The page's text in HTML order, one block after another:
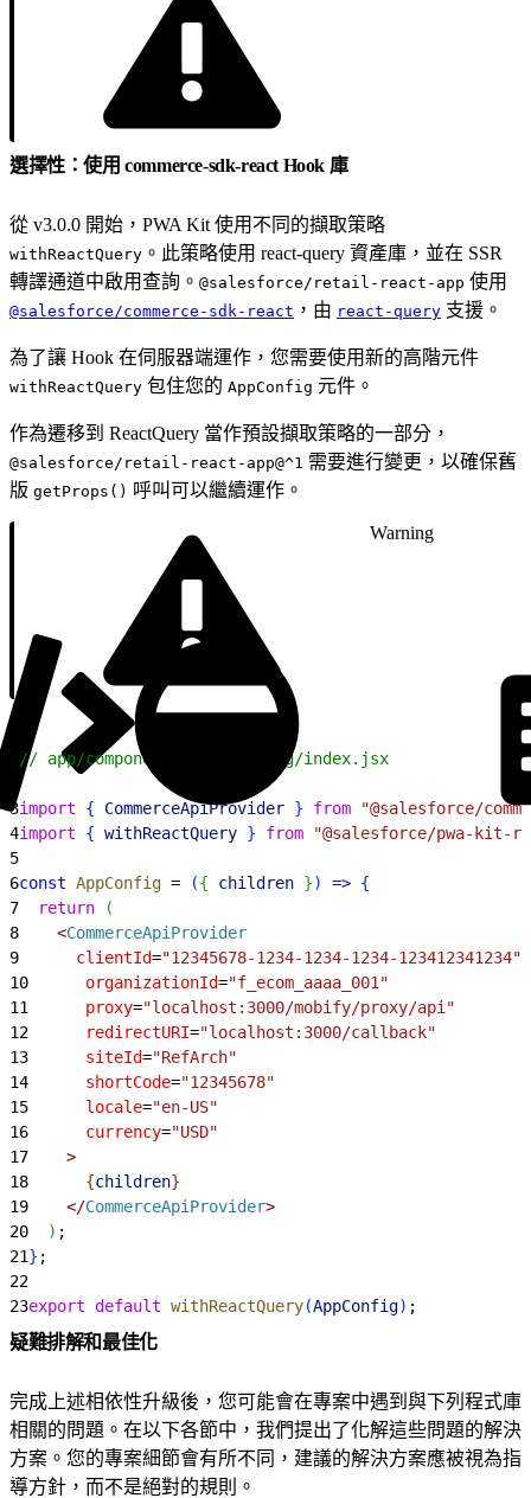
選擇性：使用 commerce-sdk-react Hook 庫
從 v3.0.0 開始，PWA Kit 使用不同的擷取策略
withReactQuery 。此策略使用 react-query 資產庫，並在 SSR
轉譯通道中啟用查詢。 @salesforce/retail-react-app 使用
@salesforce/commerce-sdk-react ，由 react-query 支援。
為了讓 Hook 在伺服器端運作，您需要使用新的高階元件
withReactQuery 包住您的 AppConfig 元件。
作為遷移到 ReactQuery 當作預設擷取策略的一部分，
@salesforce/retail-react-app@^1 需要進行變更，以確保舊
版 getProps() 呼叫可以繼續運作。
Warning
// app/components/_app-config/index.jsx
3import { CommerceApiProvider } from "@salesforce/
4import { withReactQuery } from "@salesforce/pwa-kit-
5
6const AppConfig = ({ children }) => {
7
  return
(
8
<CommerceApiProvider
9
      clientId
="12345678-1234-1234-1234-123412341234"
10
      organizationId
="f_ecom_aaaa_001"
11
      proxy
="localhost:3000/mobify/proxy/api"
12
      redirectURI
="localhost:3000/callback"
13
      siteId
="RefArch"
14
      shortCode
="12345678"
15
      locale
="en-US"
16
      currency
="USD"
17
>
18
{children}
19
</CommerceApiProvider>
20
) ;
21} ;
22
23export default withReactQuery(AppConfig) ;
疑難排解和最佳化
完成上述相依性升級後，您可能會在專案中遇到與下列程式庫
相關的問題。在以下各節中，我們提出了化解這些問題的解決
方案。您的專案細節會有所不同，建議的解決方案應被視為指
導方針，而不是絕對的規則。